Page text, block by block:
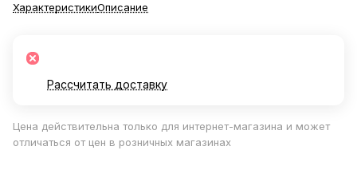
ХарактеристикиОписание
Рассчитать доставку
Цена действительна только для интернет-магазина и может
отличаться от цен в розничных магазинах